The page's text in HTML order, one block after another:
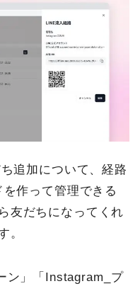
追加について、経路
作って管理できる
友だちになってくれ
。
ン」「Instagram_プ